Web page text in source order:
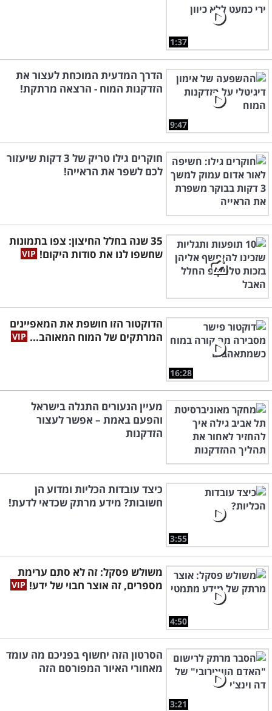
1:37
9:47
הדרך המדעית המוכחת לעצור את
הזדקנות המוח - הרצאה מרתקת!
חוקרים גילו טריק של 3 דקות שיעזור
לכם לשפר את הראייה!
35 שנה בחלל החיצון: צפו בתמונות
שחשפו לנו את סודות היקום!
16:28
הדוקטור הזו חושפת את המאפיינים
המרתקים של המוח המאוהב...
מעיין הנעורים התגלה בישראל
והפעם באמת – אפשר לעצור
הזדקנות
3:55
כיצד עובדות הכליות ומדוע הן
חשובות? מידע מרתק שכדאי לדעת!
4:50
משולש פסקל: זה לא סתם ערימת
מספרים, זה אוצר חבוי של ידע!
3:21
הסרטון הזה יחשוף בפניכם מה עומד
מאחורי האיור המפורסם הזה